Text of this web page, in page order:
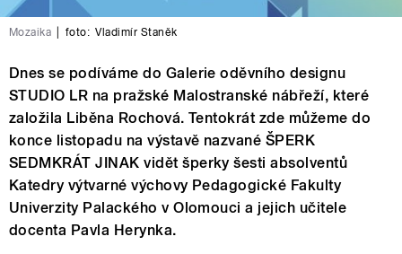
Mozaika foto: Vladimír Staněk
Dnes se podíváme do Galerie oděvního designu
STUDIO LR na pražské Malostranské nábřeží, které
založila Liběna Rochová. Tentokrát zde můžeme do
konce listopadu na výstavě nazvané ŠPERK
SEDMKRÁT JINAK vidět šperky šesti absolventů
Katedry výtvarné výchovy Pedagogické Fakulty
Univerzity Palackého v Olomouci a jejich učitele
docenta Pavla Herynka.